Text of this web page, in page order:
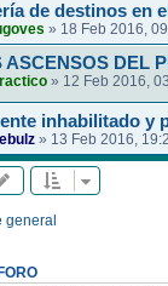
de destinos en
» 18 Feb 2016,
ASCENSOS DEL
» 12 Feb 2016,
inhabilitado y
» 13 Feb 2016,
general